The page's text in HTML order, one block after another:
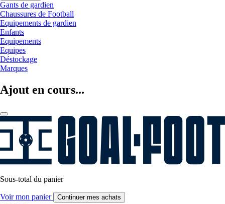
Gants de gardien
Chaussures de Football
Equipements de gardien
Enfants
Equipements
Equipes
Déstockage
Marques
Ajout en cours...
Sous-total du panier
Voir mon panier Continuer mes achats